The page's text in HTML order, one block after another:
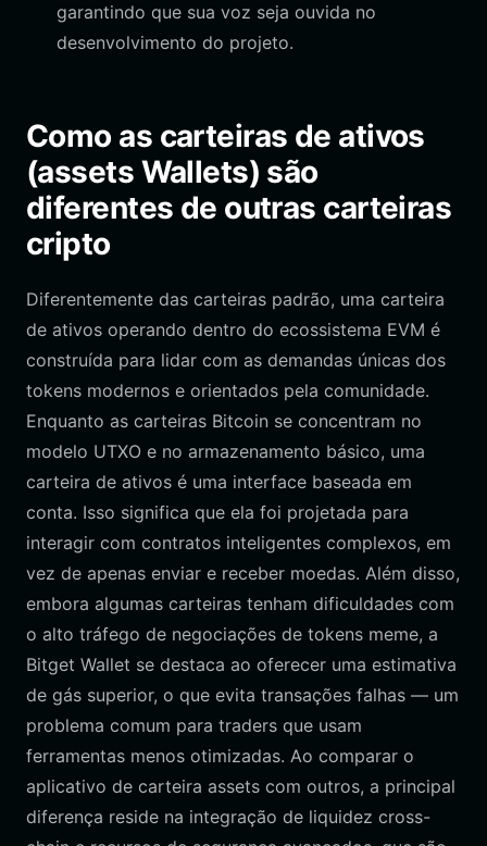
garantindo que sua voz seja ouvida no
desenvolvimento do projeto.
Como as carteiras de ativos
(assets Wallets) são
diferentes de outras carteiras
cripto
Diferentemente das carteiras padrão, uma carteira
de ativos operando dentro do ecossistema EVM é
construída para lidar com as demandas únicas dos
tokens modernos e orientados pela comunidade.
Enquanto as carteiras Bitcoin se concentram no
modelo UTXO e no armazenamento básico, uma
carteira de ativos é uma interface baseada em
conta. Isso significa que ela foi projetada para
interagir com contratos inteligentes complexos, em
vez de apenas enviar e receber moedas. Além disso,
embora algumas carteiras tenham dificuldades com
o alto tráfego de negociações de tokens meme, a
Bitget Wallet se destaca ao oferecer uma estimativa
de gás superior, o que evita transações falhas — um
problema comum para traders que usam
ferramentas menos otimizadas. Ao comparar o
aplicativo de carteira assets com outros, a principal
diferença reside na integração de liquidez cross-